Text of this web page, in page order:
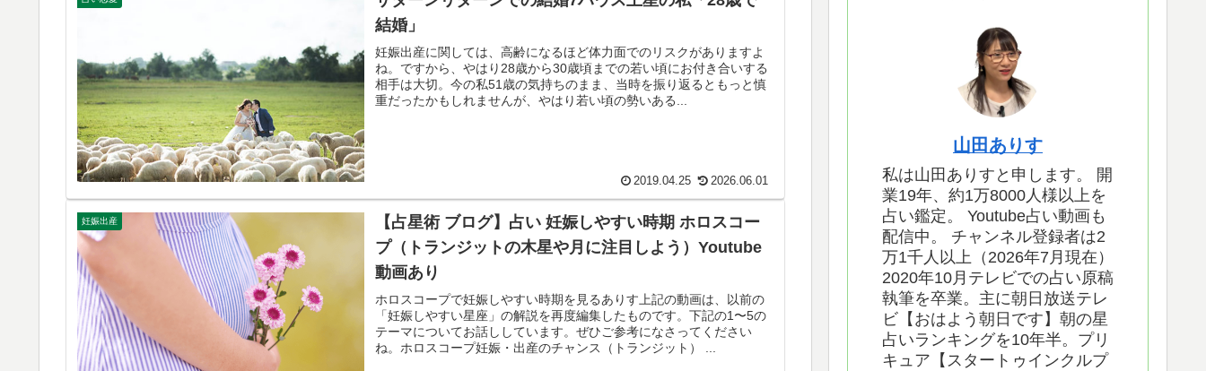
結婚」
妊娠出産に関しては、高齢になるほど体力面でのリスクがありますよ
ね。ですから、やはり28歳から30歳頃までの若い頃にお付き合いする
相手は大切。今の私51歳の気持ちのまま、当時を振り返るともっと慎
重だったかもしれませんが、やはり若い頃の勢いある...
2019.04.25 2026.06.01
妊娠出産
【占星術 ブログ】占い 妊娠しやすい時期 ホロスコー
プ（トランジットの木星や月に注目しよう）Youtube
動画あり
ホロスコープで妊娠しやすい時期を見るありす上記の動画は、以前の
「妊娠しやすい星座」の解説を再度編集したものです。下記の1〜5の
テーマについてお話ししています。ぜひご参考になさってください
ね。ホロスコープ妊娠・出産のチャンス（トランジット） ...
山田ありす
私は山田ありすと申します。 開
業19年、約1万8000人様以上を
占い鑑定。 Youtube占い動画も
配信中。 チャンネル登録者は2
万1千人以上（2026年7月現在）
2020年10月テレビでの占い原稿
執筆を卒業。主に朝日放送テレ
ビ【おはよう朝日です】朝の星
占いランキングを10年半。プリ
キュア【スタートゥインクルプ